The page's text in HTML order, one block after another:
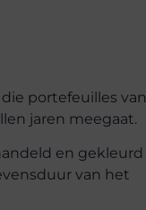
portefeuilles van
jaren meegaat.
en gekleurd
van het